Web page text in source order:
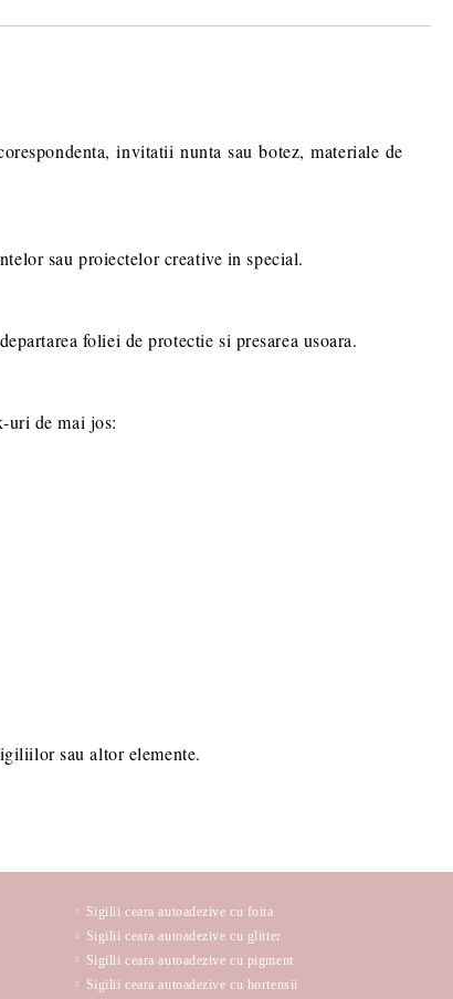
eventualelor detalii
invitatii nunta sau botez, materiale de
sau proiectelor creative in special.
foliei de protectie si presarea usoara.
uri de mai jos:
sau altor elemente.
Sigilii ceara autoadezive cu foita
Sigilii ceara autoadezive cu glitter
Sigilii ceara autoadezive cu pigment
Sigilii ceara autoadezive cu hortensii